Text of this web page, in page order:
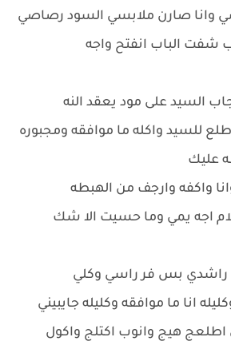
وانا صارن ملابسي السود رصاصي
شفت الباب انفتح واجه
السيد على مود يعقد النه
اطلع للسيد واكله ما موافقه ومجبوره
عليك
واكفه وارجف من الهبطه
اجه يمي وما حسيت الا شك
راشدي بس فر راسي وكلي
انا ما موافقه وكليله جايبيني
هيج وانوب اكتلج واكول